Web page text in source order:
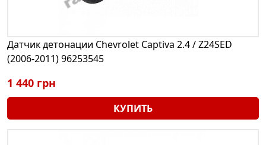
Датчик детонации Chevrolet Captiva 2.4 / Z24SED
(2006-2011) 96253545
1 440 грн
КУПИТЬ